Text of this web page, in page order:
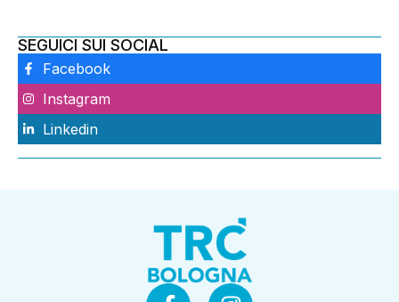
SEGUICI SUI SOCIAL
Facebook
Instagram
Linkedin